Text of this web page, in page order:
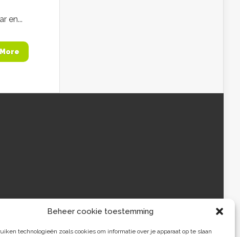
Beheer cookie toestemming
technologieën zoals cookies om informatie over je apparaat op te slaan
en...